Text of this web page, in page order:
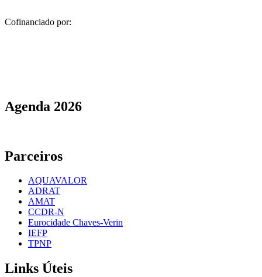
Cofinanciado por:
Agenda 2026
Parceiros
AQUAVALOR
ADRAT
AMAT
CCDR-N
Eurocidade Chaves-Verin
IEFP
TPNP
Links Úteis